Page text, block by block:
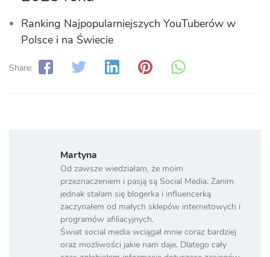
Ranking Najpopularniejszych YouTuberów w
Polsce i na Świecie
Share:
Martyna
Od zawsze wiedziałam, że moim
przeznaczeniem i pasją są Social Media. Zanim
jednak stałam się blogerka i influencerką
zaczynałem od małych sklepów internetowych i
programów afiliacyjnych.
Świat social media wciągał mnie coraz bardziej
oraz możliwości jakie nam daje. Dlatego cały